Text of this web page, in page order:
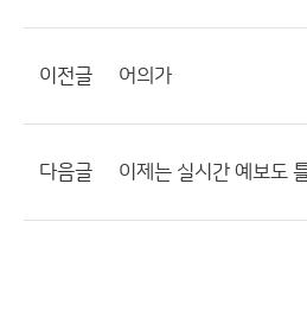
이전글 어의가
다음글 이제는 실시간 예보도